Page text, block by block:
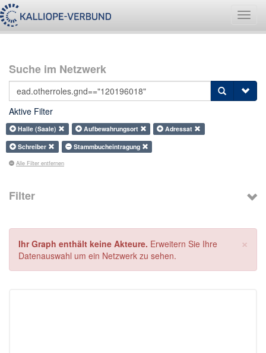
Suche im Netzwerk
Aktive Filter
Halle (Saale) Aufbewahrungsort
Adressat
Schreiber
Stammbucheintragung
Alle Filter entfernen
Filter
×
Ihr Graph enthält keine Akteure. Erweitern Sie Ihre
Datenauswahl um ein Netzwerk zu sehen.